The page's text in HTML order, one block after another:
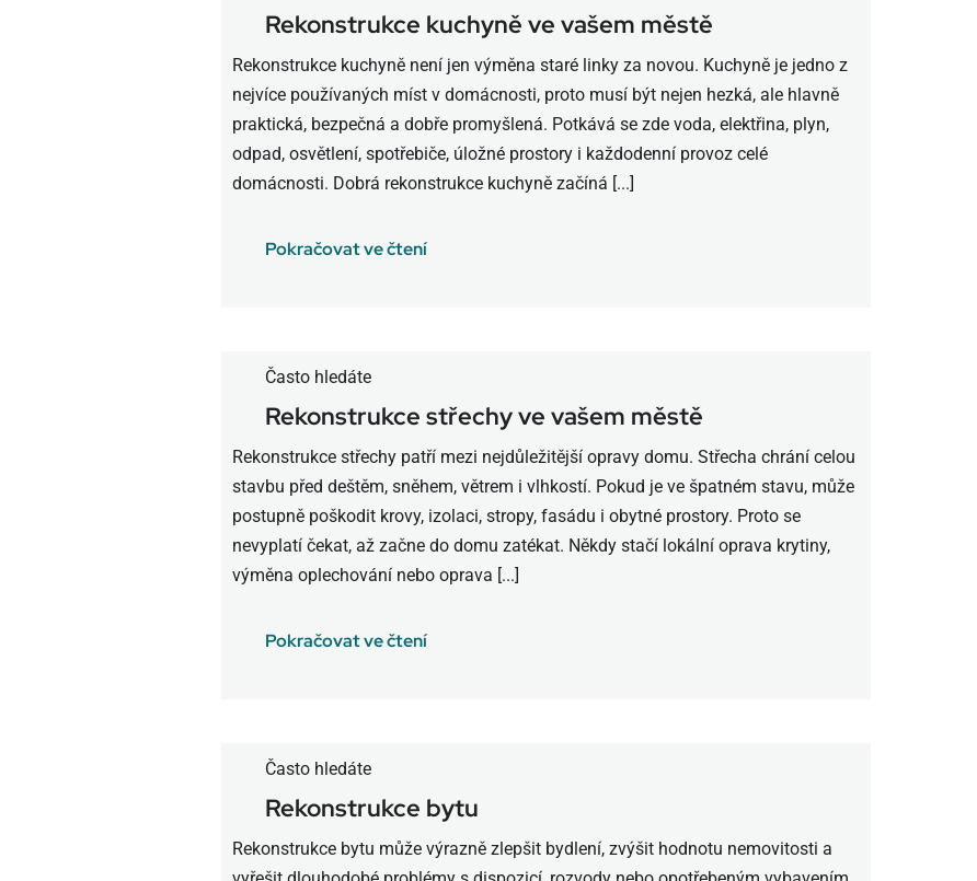
Rekonstrukce kuchyně ve vašem městě
Rekonstrukce kuchyně není jen výměna staré linky za novou. Kuchyně je jedno z
nejvíce používaných míst v domácnosti, proto musí být nejen hezká, ale hlavně
praktická, bezpečná a dobře promyšlená. Potkává se zde voda, elektřina, plyn,
odpad, osvětlení, spotřebiče, úložné prostory i každodenní provoz celé
domácnosti. Dobrá rekonstrukce kuchyně začíná [...]
Pokračovat ve čtení
Často hledáte
Rekonstrukce střechy ve vašem městě
Rekonstrukce střechy patří mezi nejdůležitější opravy domu. Střecha chrání celou
stavbu před deštěm, sněhem, větrem i vlhkostí. Pokud je ve špatném stavu, může
postupně poškodit krovy, izolaci, stropy, fasádu i obytné prostory. Proto se
nevyplatí čekat, až začne do domu zatékat. Někdy stačí lokální oprava krytiny,
výměna oplechování nebo oprava [...]
Pokračovat ve čtení
Často hledáte
Rekonstrukce bytu
Rekonstrukce bytu může výrazně zlepšit bydlení, zvýšit hodnotu nemovitosti a